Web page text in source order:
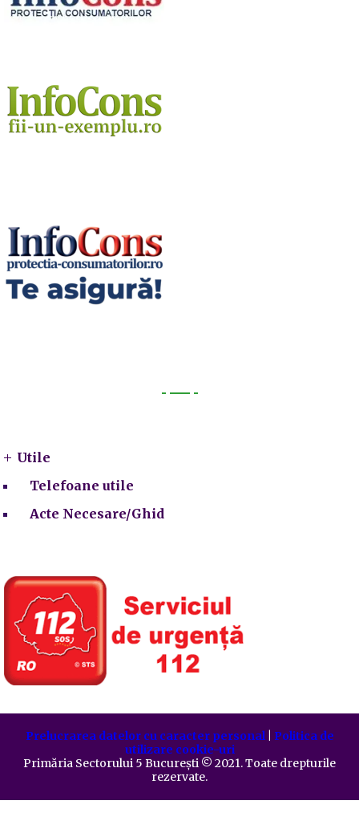
Utile
Telefoane utile
Acte Necesare/Ghid
Prelucrarea datelor cu caracter personal| Politica de
utilizare cookie-uri
Primăria Sectorului 5 București ©️ 2021. Toate drepturile
rezervate.